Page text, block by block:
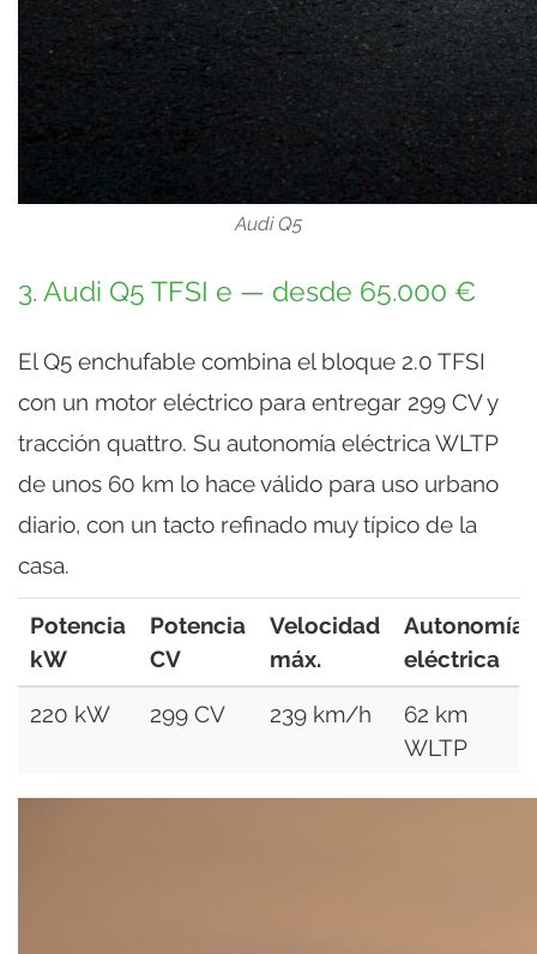
Audi Q5
3. Audi Q5 TFSI e — desde 65.000 €
El Q5 enchufable combina el bloque 2.0 TFSI
con un motor eléctrico para entregar 299 CV y
tracción quattro. Su autonomía eléctrica WLTP
de unos 60 km lo hace válido para uso urbano
diario, con un tacto refinado muy típico de la
casa.
Potencia
kW
Potencia
CV
Velocidad
máx.
Autonomía
eléctrica
220 kW 299 CV 239 km/h
62 km
WLTP